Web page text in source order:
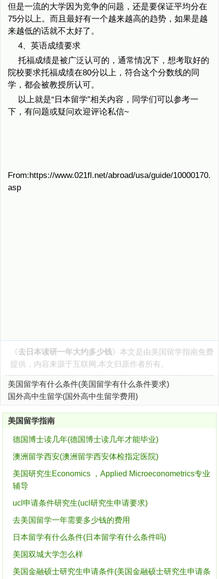
但是一流的大学因为竞争的问题，还是要保证平均分在
75分以上。而且最好有一个越来越高的趋势，如果是越
来越低的话就不太好了。
4、英语成绩要求
托福成绩是被广泛认可的，通常情况下，想考取好的
院校要求托福成绩在80分以上，符合这个分数线的同
学，都会被教授所认可。
以上就是“日本留学”相关内容，同学们可以参考一
下，有问题或疑问欢迎评论私信~
From:https://www.021fl.net/abroad/usa/guide/10000170.
asp
《去日本读研一年大约多少钱》本文是由美国留学指南免费
提供，内容来源于互联网,本文归原作者所有。
美国留学有什么条件(美国留学有什么条件要求)
国外高中生留学(国外高中生留学费用)
美国留学指南
德国博士读几年(德国博士读几年才能毕业)
澳洲留学西安(澳洲留学西安体检指定医院)
美国研究生Economics ，Applied Microeconometrics专业
辅导
ucl申请条件研究生(ucl研究生申请要求)
去美国留学一年需要多少钱的费用
日本留学有什么条件(日本留学有什么条件吗)
美国双城大学怎么样
美国金融硕士研究生申请条件(美国金融硕士研究生申请条